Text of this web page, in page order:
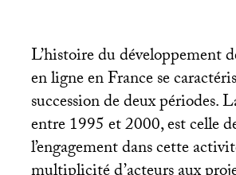
L’histoire du développement
en ligne en France se
succession de deux périodes.
entre 1995 et 2000, est celle
l’engagement dans cette